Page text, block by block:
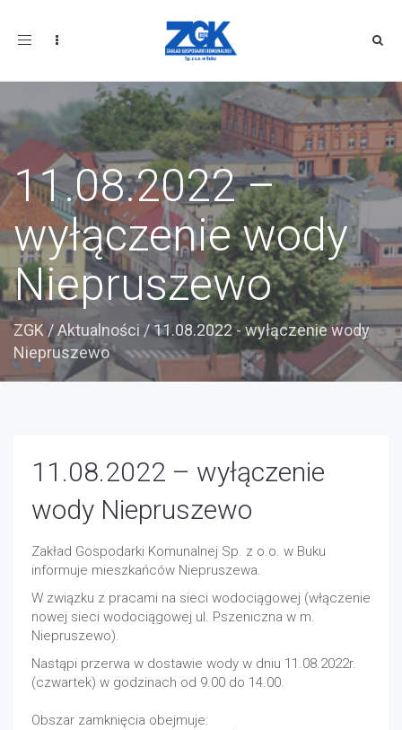
Toggle
11.08.2022 –
wyłączenie wody
Niepruszewo
ZGK /Aktualności /11.08.2022 - wyłączenie wody
Niepruszewo
11.08.2022 – wyłączenie
wody Niepruszewo
Zakład Gospodarki Komunalnej Sp. z o.o. w Buku
informuje mieszkańców Niepruszewa.
W związku z pracami na sieci wodociągowej (włączenie
nowej sieci wodociągowej ul. Pszeniczna w m.
Niepruszewo).
Nastąpi przerwa w dostawie wody w dniu 11.08.2022r.
(czwartek) w godzinach od 9.00 do 14.00.
Obszar zamknięcia obejmuje: